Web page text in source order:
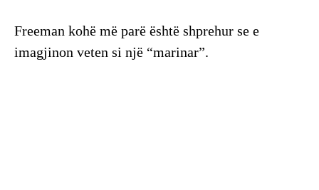
Freeman kohë më parë është shprehur se e
imagjinon veten si një “marinar”.